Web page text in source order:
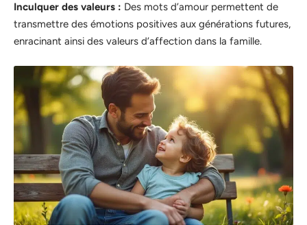
Inculquer des valeurs : Des mots d’amour permettent de
transmettre des émotions positives aux générations futures,
enracinant ainsi des valeurs d’affection dans la famille.